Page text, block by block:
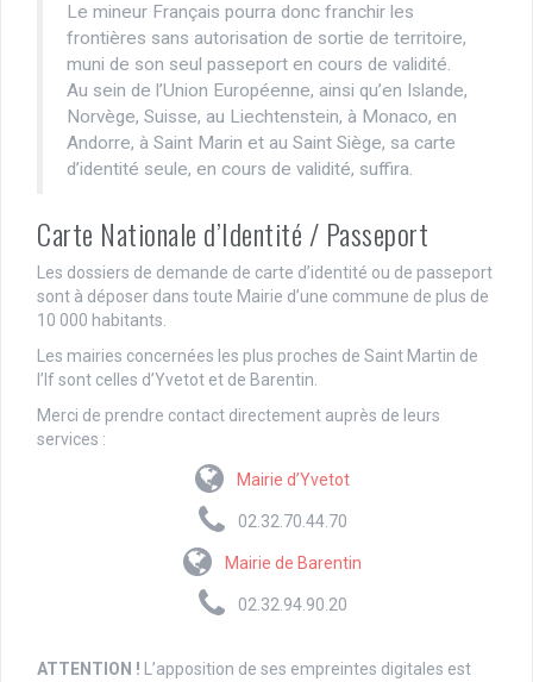
Le mineur Français pourra donc franchir les
frontières sans autorisation de sortie de territoire,
muni de son seul passeport en cours de validité.
Au sein de l’Union Européenne, ainsi qu’en Islande,
Norvège, Suisse, au Liechtenstein, à Monaco, en
Andorre, à Saint Marin et au Saint Siège, sa carte
d’identité seule, en cours de validité, suffira.
Carte Nationale d’Identité / Passeport
Les dossiers de demande de carte d’identité ou de passeport
sont à déposer dans toute Mairie d’une commune de plus de
10 000 habitants.
Les mairies concernées les plus proches de Saint Martin de
l’If sont celles d’Yvetot et de Barentin.
Merci de prendre contact directement auprès de leurs
services :
Mairie d’Yvetot
02.32.70.44.70
Mairie de Barentin
02.32.94.90.20
ATTENTION ! L’apposition de ses empreintes digitales est